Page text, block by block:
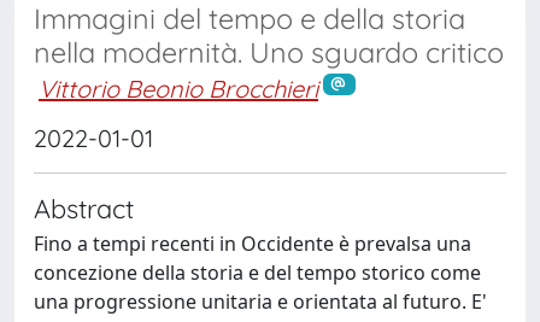
Immagini del tempo e della storia
nella modernità. Uno sguardo critico
Vittorio Beonio Brocchieri
2022-01-01
Abstract
Fino a tempi recenti in Occidente è prevalsa una
concezione della storia e del tempo storico come
una progressione unitaria e orientata al futuro. E'